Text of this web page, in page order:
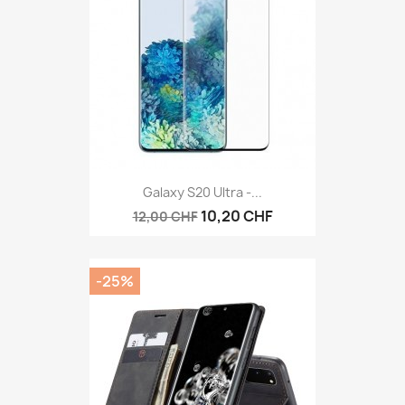
Galaxy S20 Ultra -...
12,00 CHF 10,20 CHF
-25%